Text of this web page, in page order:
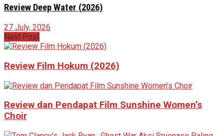
Review Deep Water (2026)
27 July, 2026
Next Post
Review Film Hokum (2026)
Review dan Pendapat Film Sunshine Women’s
Choir